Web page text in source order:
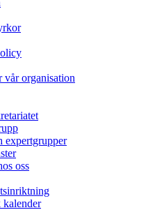
vår organisation
expertgrupper
oss
kalender